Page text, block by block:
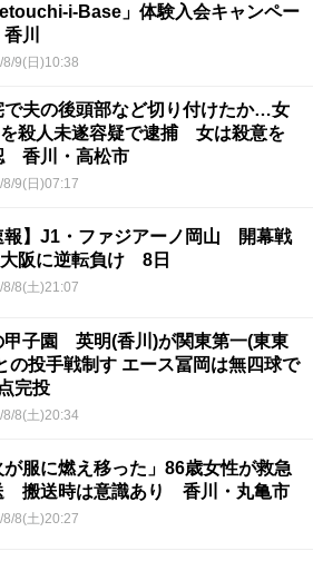
i-Base」体験入会キャンペー
川
8/9(日)10:38
で夫の後頭部など切り付けたか…女
殺人未遂容疑で逮捕 女は殺意を
香川・高松市
8/9(日)07:17
報】J1・ファジアーノ岡山 開幕戦
阪に逆転負け 8日
8(土)21:07
甲子園 英明(香川)が関東第一(東東
の投手戦制す エース冨岡は無四球で
完投
8/8(土)20:34
が服に燃え移った」86歳女性が救急
搬送時は意識あり 香川・丸亀市
8(土)20:27